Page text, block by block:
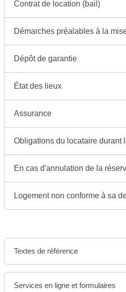
Contrat de location (bail)
Démarches préalables à la
Dépôt de garantie
État des lieux
Assurance
Obligations du locataire durant
En cas d'annulation de la
Logement non conforme à sa
Textes de référence
Services en ligne et formulaires